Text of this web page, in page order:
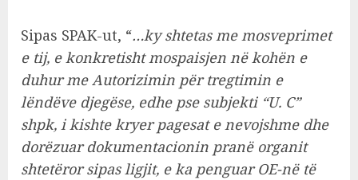
Sipas SPAK-ut, “…ky shtetas me mosveprimet
e tij, e konkretisht mospaisjen në kohën e
duhur me Autorizimin për tregtimin e
lëndëve djegëse, edhe pse subjekti “U. C”
shpk, i kishte kryer pagesat e nevojshme dhe
dorëzuar dokumentacionin pranë organit
shtetëror sipas ligjit, e ka penguar OE-në të